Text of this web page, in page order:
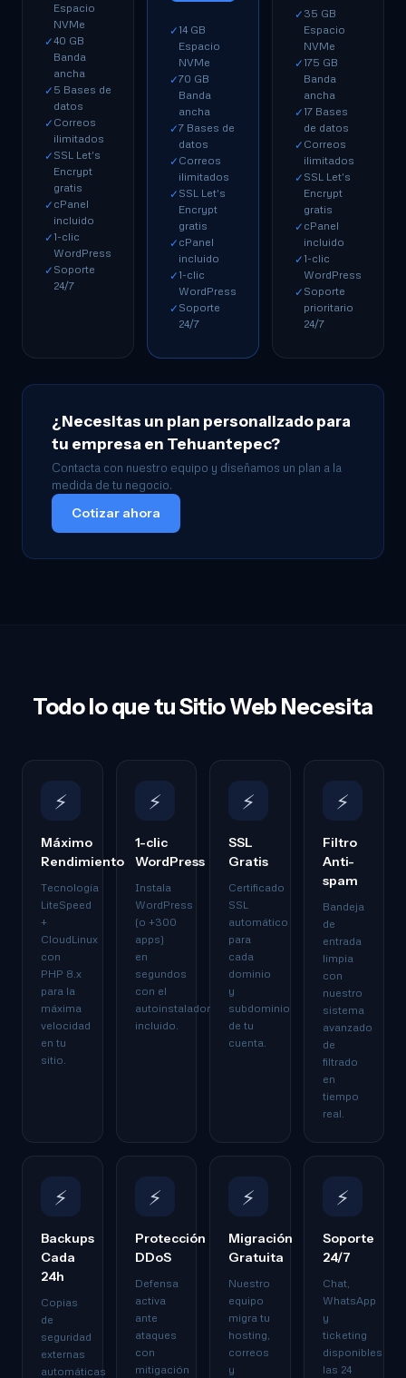
Espacio
NVMe
✓40 GB
Banda
ancha
✓ 5 Bases de
datos
✓ Correos
ilimitados
✓ SSL Let's
Encrypt
gratis
✓ cPanel
incluido
✓ 1-clic
WordPress
✓ Soporte
24/7
✓ 14 GB
Espacio
NVMe
✓70 GB
Banda
ancha
✓7 Bases de
datos
✓ Correos
ilimitados
✓ SSL Let's
Encrypt
gratis
✓ cPanel
incluido
✓ 1-clic
WordPress
✓ Soporte
24/7
✓ 35 GB
Espacio
NVMe
✓ 175 GB
Banda
ancha
✓ 17 Bases
de datos
✓ Correos
ilimitados
✓ SSL Let's
Encrypt
gratis
✓ cPanel
incluido
✓ 1-clic
WordPress
✓ Soporte
prioritario
24/7
¿Necesitas un plan personalizado para
tu empresa en Tehuantepec?
Contacta con nuestro equipo y diseñamos un plan a la
medida de tu negocio.
Cotizar ahora
Todo lo que tu Sitio Web Necesita
⚡
Máximo
Rendimiento
Tecnología
LiteSpeed
+
CloudLinux
con
PHP 8.x
para la
máxima
velocidad
en tu
sitio.
⚡
1-clic
WordPress
Instala
WordPress
(o +300
apps)
en
segundos
con el
autoinstalador
incluido.
⚡
SSL
Gratis
Certificado
SSL
automático
para
cada
dominio
y
subdominio
de tu
cuenta.
⚡
Filtro
Anti-
spam
Bandeja
de
entrada
limpia
con
nuestro
sistema
avanzado
de
filtrado
en
tiempo
real.
⚡
Backups
Cada
24h
Copias
de
seguridad
externas
automáticas
⚡
Protección
DDoS
Defensa
activa
ante
ataques
con
mitigación
⚡
Migración
Gratuita
Nuestro
equipo
migra tu
hosting,
correos
y
⚡
Soporte
24/7
Chat,
WhatsApp
y
ticketing
disponibles
las 24